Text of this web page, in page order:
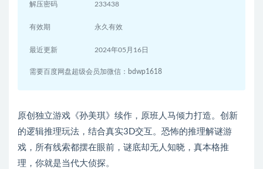
解压密码 233438
有效期 永久有效
最近更新 2024年05月16日
需要百度网盘超级会员加微信：bdwp1618
原创独立游戏《孙美琪》续作，原班人马倾力打造。创新
的逻辑推理玩法，结合真实3D交互。恐怖的推理解谜游
戏，所有线索都摆在眼前，谜底却无人知晓，真本格推
理，你就是当代大侦探。